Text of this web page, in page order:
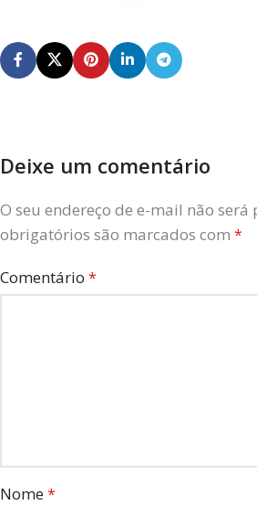
Deixe um comentário
O seu endereço de e-mail não
obrigatórios são marcados com *
Comentário *
Nome*